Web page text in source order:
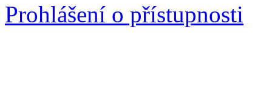
Prohlášení o přístupnosti